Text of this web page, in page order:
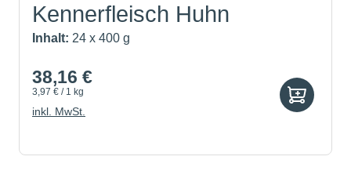
Kennerfleisch Huhn
Inhalt: 24 x 400 g
38,16 €
3,97 € / 1 kg
inkl. MwSt.